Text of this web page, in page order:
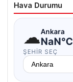
Hava Durumu
☁Ankara
NaN°C
ŞEHIR SEÇ